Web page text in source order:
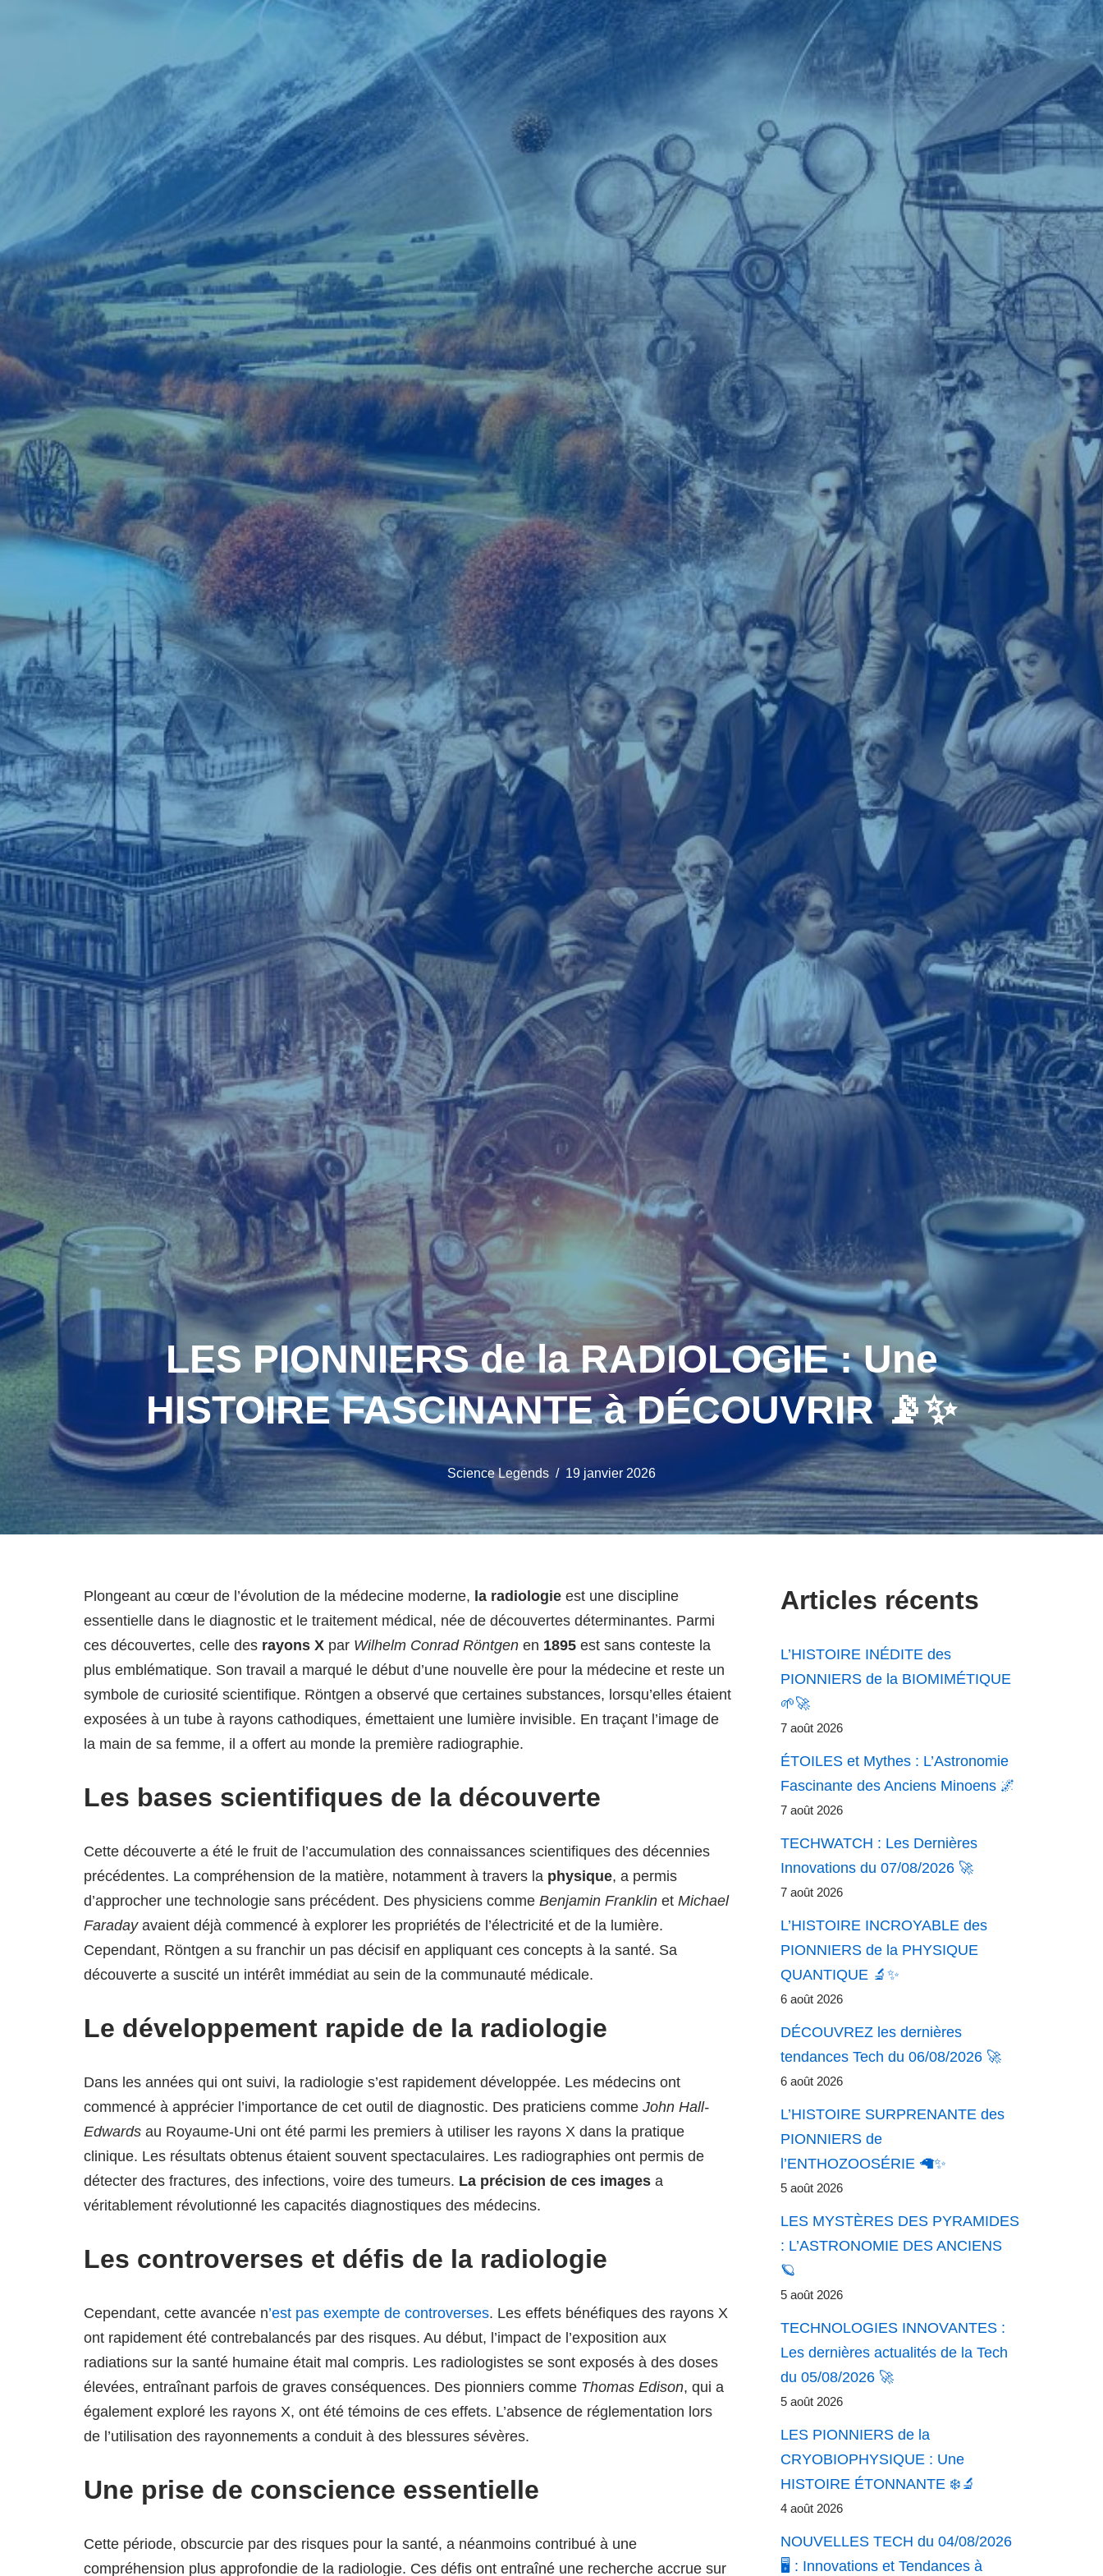
LES PIONNIERS de la RADIOLOGIE : Une
HISTOIRE FASCINANTE à DÉCOUVRIR 📡✨
Science Legends 19 janvier 2026
Plongeant au cœur de l’évolution de la médecine moderne, la radiologie est une discipline
essentielle dans le diagnostic et le traitement médical, née de découvertes déterminantes. Parmi
ces découvertes, celle des rayons X par Wilhelm Conrad Röntgen en 1895 est sans conteste la
plus emblématique. Son travail a marqué le début d’une nouvelle ère pour la médecine et reste un
symbole de curiosité scientifique. Röntgen a observé que certaines substances, lorsqu’elles étaient
exposées à un tube à rayons cathodiques, émettaient une lumière invisible. En traçant l’image de
la main de sa femme, il a offert au monde la première radiographie.
Les bases scientifiques de la découverte
Cette découverte a été le fruit de l’accumulation des connaissances scientifiques des décennies
précédentes. La compréhension de la matière, notamment à travers la physique, a permis
d’approcher une technologie sans précédent. Des physiciens comme Benjamin Franklin et Michael
Faradayavaient déjà commencé à explorer les propriétés de l’électricité et de la lumière.
Cependant, Röntgen a su franchir un pas décisif en appliquant ces concepts à la santé. Sa
découverte a suscité un intérêt immédiat au sein de la communauté médicale.
Le développement rapide de la radiologie
Dans les années qui ont suivi, la radiologie s’est rapidement développée. Les médecins ont
commencé à apprécier l’importance de cet outil de diagnostic. Des praticiens comme John Hall-
Edwards au Royaume-Uni ont été parmi les premiers à utiliser les rayons X dans la pratique
clinique. Les résultats obtenus étaient souvent spectaculaires. Les radiographies ont permis de
détecter des fractures, des infections, voire des tumeurs. La précision de ces images a
véritablement révolutionné les capacités diagnostiques des médecins.
Les controverses et défis de la radiologie
Cependant, cette avancée n’est pas exempte de controverses. Les effets bénéfiques des rayons X
ont rapidement été contrebalancés par des risques. Au début, l’impact de l’exposition aux
radiations sur la santé humaine était mal compris. Les radiologistes se sont exposés à des doses
élevées, entraînant parfois de graves conséquences. Des pionniers comme Thomas Edison, qui a
également exploré les rayons X, ont été témoins de ces effets. L’absence de réglementation lors
de l’utilisation des rayonnements a conduit à des blessures sévères.
Une prise de conscience essentielle
Cette période, obscurcie par des risques pour la santé, a néanmoins contribué à une
compréhension plus approfondie de la radiologie. Ces défis ont entraîné une recherche accrue sur
Articles récents
L’HISTOIRE INÉDITE des
PIONNIERS de la BIOMIMÉTIQUE
🌱🚀
7 août 2026
ÉTOILES et Mythes : L’Astronomie
Fascinante des Anciens Minoens 🌌
7 août 2026
TECHWATCH : Les Dernières
Innovations du 07/08/2026 🚀
7 août 2026
L’HISTOIRE INCROYABLE des
PIONNIERS de la PHYSIQUE
QUANTIQUE 🔬✨
6 août 2026
DÉCOUVREZ les dernières
tendances Tech du 06/08/2026 🚀
6 août 2026
L’HISTOIRE SURPRENANTE des
PIONNIERS de
l’ENTHOZOOSÉRIE 🦙✨
5 août 2026
LES MYSTÈRES DES PYRAMIDES
: L’ASTRONOMIE DES ANCIENS
🪐
5 août 2026
TECHNOLOGIES INNOVANTES :
Les dernières actualités de la Tech
du 05/08/2026 🚀
5 août 2026
LES PIONNIERS de la
CRYOBIOPHYSIQUE : Une
HISTOIRE ÉTONNANTE ❄️🔬
4 août 2026
NOUVELLES TECH du 04/08/2026
🖥️ : Innovations et Tendances à